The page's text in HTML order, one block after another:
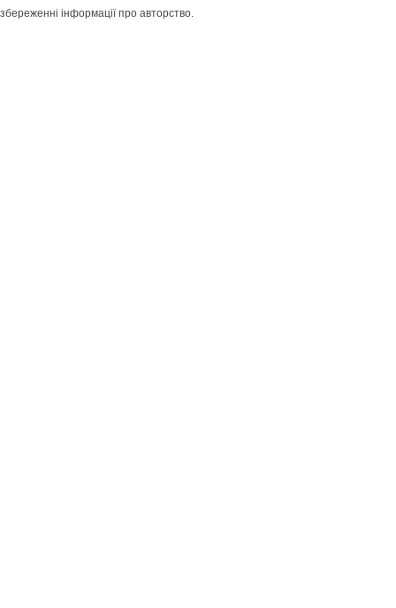
збереженні інформації про авторство.